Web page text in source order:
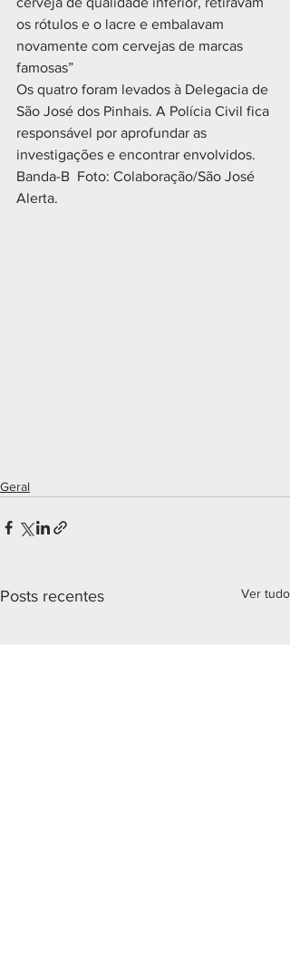
os rótulos e o lacre e embalavam
novamente com cervejas de marcas
famosas”
Os quatro foram levados à Delegacia de
São José dos Pinhais. A Polícia Civil fica
responsável por aprofundar as
investigações e encontrar envolvidos.
Banda-B  Foto: Colaboração/São José
Alerta.
Geral
Posts recentes Ver tudo